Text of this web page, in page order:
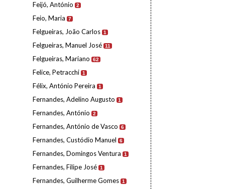
Feijó, António 2
Feio, Maria 7
Felgueiras, João Carlos 1
Felgueiras, Manuel José 11
Felgueiras, Mariano 62
Felice, Petracchi 1
Félix, António Pereira 1
Fernandes, Adelino Augusto 1
Fernandes, António 2
Fernandes, António de Vasco 6
Fernandes, Custódio Manuel 6
Fernandes, Domingos Ventura 1
Fernandes, Filipe José 1
Fernandes, Guilherme Gomes 1